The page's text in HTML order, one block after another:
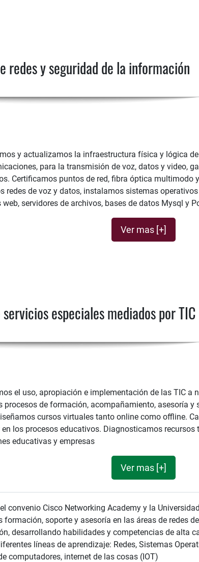
redes y seguridad de la información
y actualizamos la infraestructura física y lógica
para la transmisión de voz, datos y video,
Certificamos puntos de red, fibra óptica multimodo
redes de voz y datos, instalamos sistemas
web, servidores de archivos, bases de datos Mysql y
Ver mas [+]
especiales mediados por TIC
el uso, apropiación e implementación de las TIC a
procesos de formación, acompañamiento, asesoría y
cursos virtuales tanto online como offline.
en los procesos educativos. Diagnosticamos recursos
educativas y empresas
Ver mas [+]
convenio Cisco Networking Academy y la
formación, soporte y asesoría en las áreas de redes
desarrollando habilidades y competencias de alta
líneas de aprendizaje: Redes, Sistemas
computadores, internet de las cosas (IOT)